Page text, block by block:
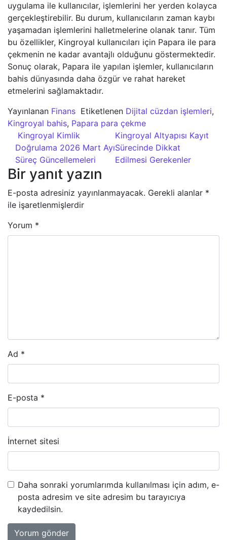
uygulama ile kullanıcılar, işlemlerini her yerden kolayca
gerçekleştirebilir. Bu durum, kullanıcıların zaman kaybı
yaşamadan işlemlerini halletmelerine olanak tanır. Tüm
bu özellikler, Kingroyal kullanıcıları için Papara ile para
çekmenin ne kadar avantajlı olduğunu göstermektedir.
Sonuç olarak, Papara ile yapılan işlemler, kullanıcıların
bahis dünyasında daha özgür ve rahat hareket
etmelerini sağlamaktadır.
Yayınlanan Finans Etiketlenen Dijital cüzdan işlemleri,
Kingroyal bahis, Papara para çekme
Yazı dolaşımı
Kingroyal Kimlik
Doğrulama 2026 Mart Ayı
Süreç Güncellemeleri
Kingroyal Altyapısı Kayıt
Sürecinde Dikkat
Edilmesi Gerekenler
Bir yanıt yazın
E-posta adresiniz yayınlanmayacak. Gerekli alanlar *
ile işaretlenmişlerdir
Yorum *
Ad *
E-posta *
İnternet sitesi
Daha sonraki yorumlarımda kullanılması için adım, e-
posta adresim ve site adresim bu tarayıcıya
kaydedilsin.